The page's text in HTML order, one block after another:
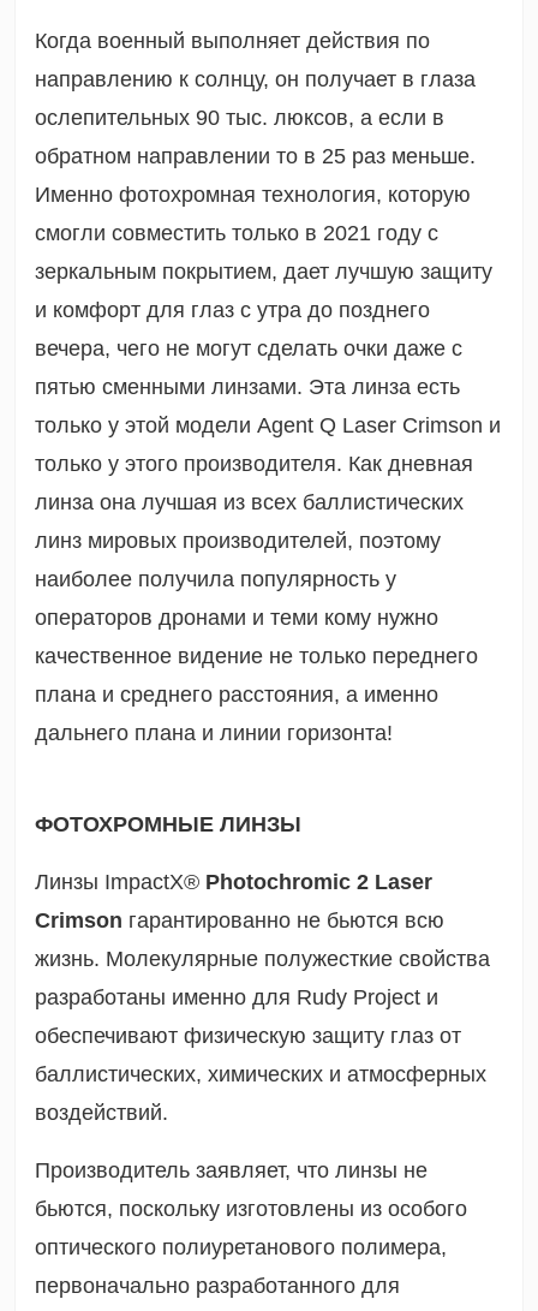
Когда военный выполняет действия по
направлению к солнцу, он получает в глаза
ослепительных 90 тыс. люксов, а если в
обратном направлении то в 25 раз меньше.
Именно фотохромная технология, которую
смогли совместить только в 2021 году с
зеркальным покрытием, дает лучшую защиту
и комфорт для глаз с утра до позднего
вечера, чего не могут сделать очки даже с
пятью сменными линзами. Эта линза есть
только у этой модели Agent Q Laser Crimson и
только у этого производителя. Как дневная
линза она лучшая из всех баллистических
линз мировых производителей, поэтому
наиболее получила популярность у
операторов дронами и теми кому нужно
качественное видение не только переднего
плана и среднего расстояния, а именно
дальнего плана и линии горизонта!
ФОТОХРОМНЫЕ ЛИНЗЫ
Линзы ImpactX® Photochromic 2 Laser
Crimson гарантированно не бьются всю
жизнь. Молекулярные полужесткие свойства
разработаны именно для Rudy Project и
обеспечивают физическую защиту глаз от
баллистических, химических и атмосферных
воздействий.
Производитель заявляет, что линзы не
бьются, поскольку изготовлены из особого
оптического полиуретанового полимера,
первоначально разработанного для